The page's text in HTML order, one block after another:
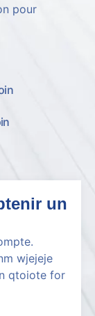
pour
un
.
m wjejeje
qtoiote for